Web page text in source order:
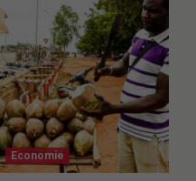
Economie